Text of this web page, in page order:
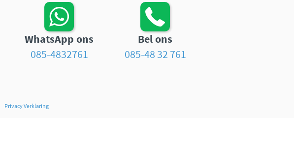
WhatsApp ons
085-4832761
Bel ons
085-48 32 761
Privacy Verklaring